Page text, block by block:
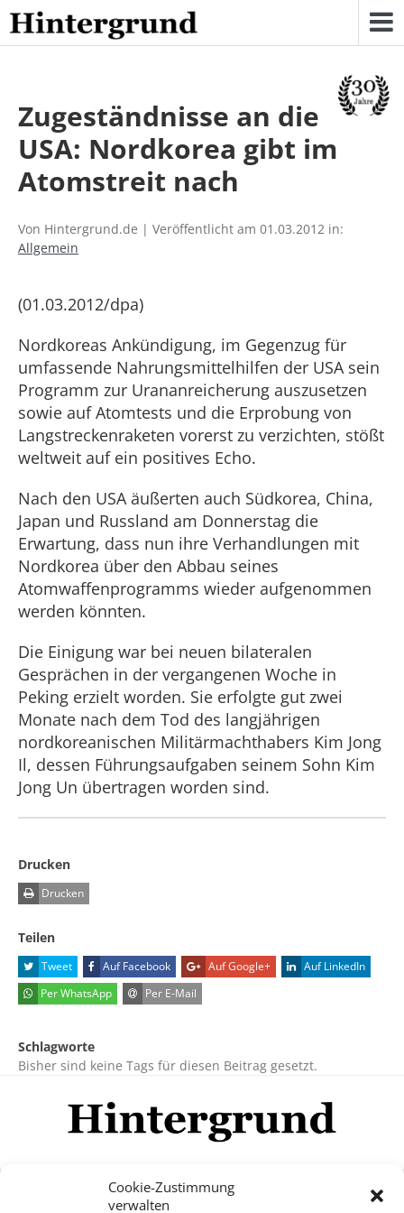
Cookie-Zustimmung
verwalten
Skip
to
content
Zugeständnisse an die
USA: Nordkorea gibt im
Atomstreit nach
Von Hintergrund.de | Veröffentlicht am 01.03.2012 in:
Allgemein
(01.03.2012/dpa)
Nordkoreas Ankündigung, im Gegenzug für
umfassende Nahrungsmittelhilfen der USA sein
Programm zur Urananreicherung auszusetzen
sowie auf Atomtests und die Erprobung von
Langstreckenraketen vorerst zu verzichten, stößt
weltweit auf ein positives Echo.
Nach den USA äußerten auch Südkorea, China,
Japan und Russland am Donnerstag die
Erwartung, dass nun ihre Verhandlungen mit
Nordkorea über den Abbau seines
Atomwaffenprogramms wieder aufgenommen
werden könnten.
Die Einigung war bei neuen bilateralen
Gesprächen in der vergangenen Woche in
Peking erzielt worden. Sie erfolgte gut zwei
Monate nach dem Tod des langjährigen
nordkoreanischen Militärmachthabers Kim Jong
Il, dessen Führungsaufgaben seinem Sohn Kim
Jong Un übertragen worden sind.
Drucken
Drucken
Teilen
Tweet Auf Facebook Auf Google+
Auf LinkedIn
Per WhatsApp
Per E-Mail
Schlagworte
Bisher sind keine Tags für diesen Beitrag gesetzt.